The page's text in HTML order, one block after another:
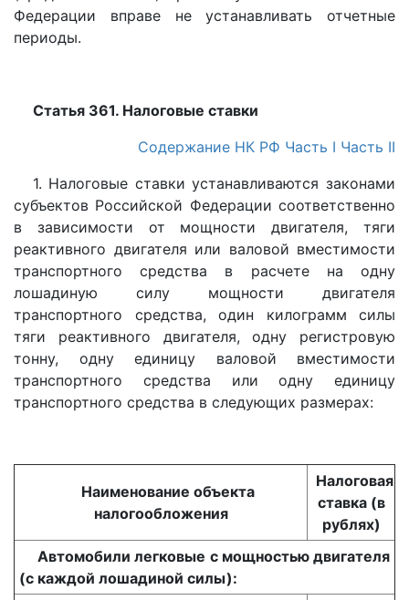
Федерации вправе не устанавливать отчетные
периоды.
Статья 361. Налоговые ставки
Содержание НК РФ Часть I Часть II
1. Налоговые ставки устанавливаются законами
субъектов Российской Федерации соответственно
в зависимости от мощности двигателя, тяги
реактивного двигателя или валовой вместимости
транспортного средства в расчете на одну
лошадиную силу мощности двигателя
транспортного средства, один килограмм силы
тяги реактивного двигателя, одну регистровую
тонну, одну единицу валовой вместимости
транспортного средства или одну единицу
транспортного средства в следующих размерах:
Наименование объекта
налогообложения
Налоговая
ставка (в
рублях)
Автомобили легковые с мощностью двигателя
(с каждой лошадиной силы):